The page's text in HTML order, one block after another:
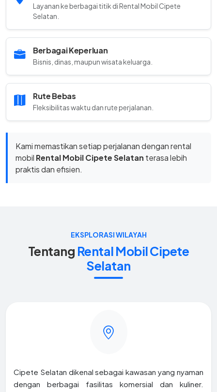
Layanan ke berbagai titik di Rental Mobil Cipete
Selatan.
Berbagai Keperluan
Bisnis, dinas, maupun wisata keluarga.
Rute Bebas
Fleksibilitas waktu dan rute perjalanan.
Kami memastikan setiap perjalanan dengan rental
mobil Rental Mobil Cipete Selatan terasa lebih
praktis dan efisien.
EKSPLORASI WILAYAH
Tentang Rental Mobil Cipete
Selatan
Cipete Selatan dikenal sebagai kawasan yang nyaman
dengan berbagai fasilitas komersial dan kuliner.